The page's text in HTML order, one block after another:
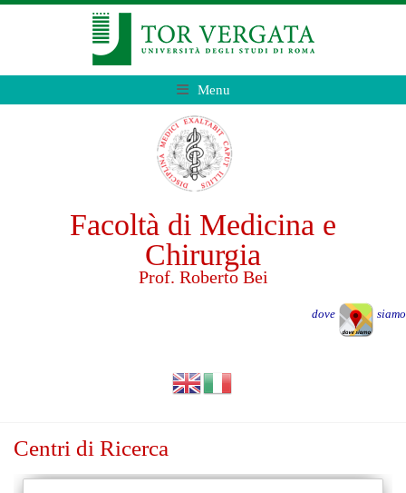
Menu
Facoltà di Medicina e
Chirurgia
Prof. Roberto Bei
dove siamo
Centri di Ricerca